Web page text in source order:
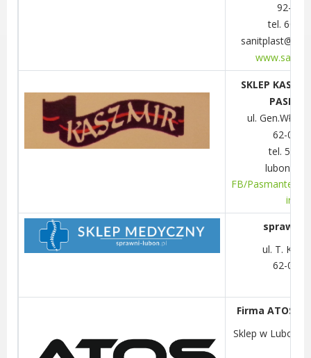
92-735
tel. 609-
SKLEP
ul. Gen.Wł.
62-030
tel. 517
FB/Pasmanteria
ir
sprawni-
ul. T.
62-030
Firma ATOS
Sklep w